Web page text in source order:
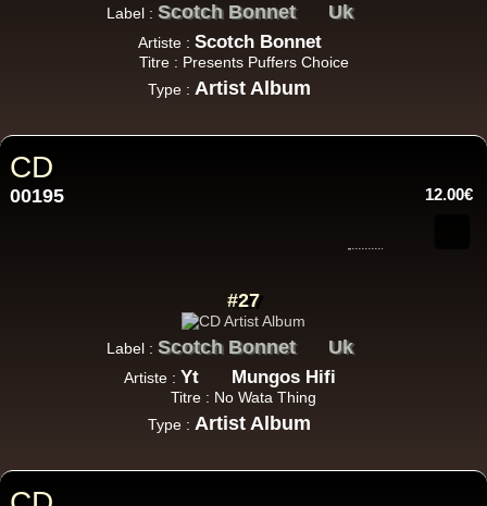
Label : Scotch Bonnet Uk
Artiste : Scotch Bonnet
Titre : Presents Puffers Choice
Type : Artist Album
CD
00195 12.00€
#27
Label : Scotch Bonnet Uk
Artiste : Yt Mungos Hifi
Titre : No Wata Thing
Type : Artist Album